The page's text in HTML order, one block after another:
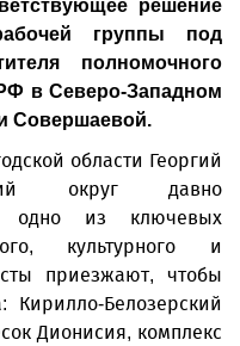
решение
группы под
полномочного
в Северо-Западном
Совершаевой.
области Георгий
округ давно
одно из ключевых
культурного и
приезжают, чтобы
Белозерский
Дионисия, комплекс